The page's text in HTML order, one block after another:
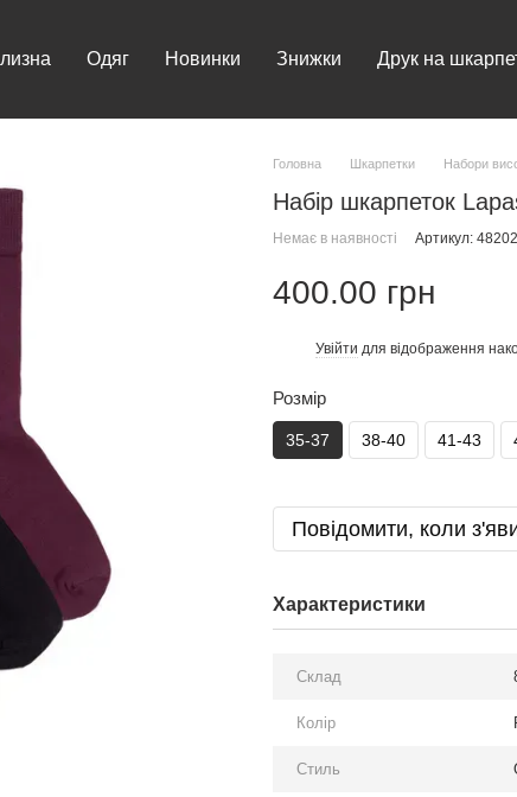
Одяг Новинки Знижки Друк на
Головна Шкарпетки Набори
Набір шкарпеток
Немає в наявності Артикул:
400.00 грн
Увійти для відображення
Розмір
35-37 38-40 41-43
Повідомити, коли
Характеристики
Склад
Колір
Стиль